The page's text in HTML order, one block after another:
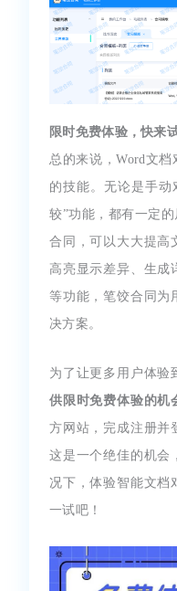
限时免费体验，快来
总的来说，Word文
的技能。无论是手动
较”功能，都有一定
合同，可以大大提高
高亮显示差异、生成
等功能，笔饺合同为
决方案。
为了让更多用户体验
供限时免费体验的机
方网站，完成注册并
这是一个绝佳的机会
况下，体验智能文档
一试吧！